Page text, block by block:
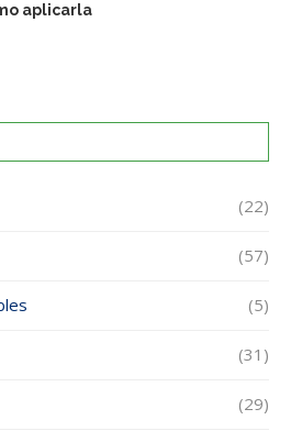
aplicarla
(22)
(57)
(5)
(31)
(29)